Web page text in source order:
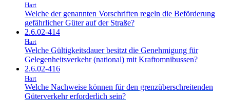
Hart
Welche der genannten Vorschriften regeln die Beförderung
gefährlicher Güter auf der Straße?
2.6.02-414
Hart
Welche Gültigkeitsdauer besitzt die Genehmigung für
Gelegenheitsverkehr (national) mit Kraftomnibussen?
2.6.02-416
Hart
Welche Nachweise können für den grenzüberschreitenden
Güterverkehr erforderlich sein?